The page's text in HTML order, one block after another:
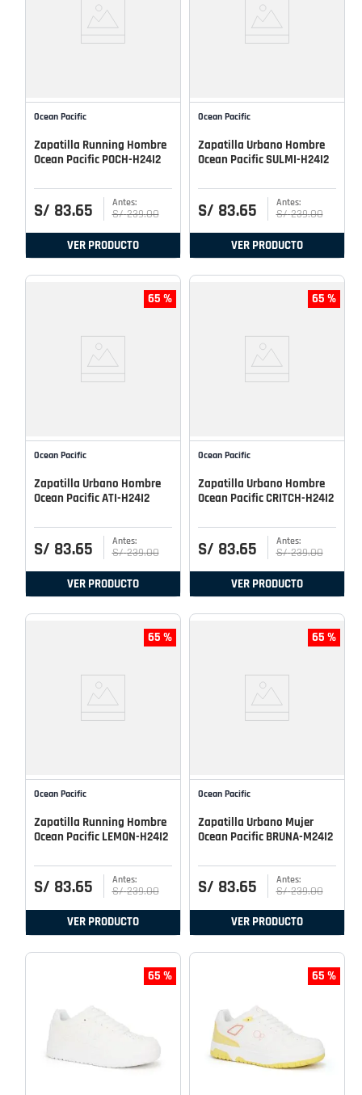
Ocean Pacific
Zapatilla Running Hombre
Ocean Pacific POCH-H24I2
S/ 83.65 S/ 239.00
VER PRODUCTO
Ocean Pacific
Zapatilla Urbano Hombre
Ocean Pacific SULMI-H24I2
S/ 83.65 S/ 239.00
VER PRODUCTO
65 %
Ocean Pacific
Zapatilla Urbano Hombre
Ocean Pacific ATI-H24I2
S/ 83.65 S/ 239.00
VER PRODUCTO
65 %
Ocean Pacific
Zapatilla Urbano Hombre
Ocean Pacific CRITCH-H24I2
S/ 83.65 S/ 239.00
VER PRODUCTO
65 %
Ocean Pacific
Zapatilla Running Hombre
Ocean Pacific LEMON-H24I2
S/ 83.65 S/ 239.00
VER PRODUCTO
65 %
Ocean Pacific
Zapatilla Urbano Mujer
Ocean Pacific BRUNA-M24I2
S/ 83.65 S/ 239.00
VER PRODUCTO
65 % 65 %